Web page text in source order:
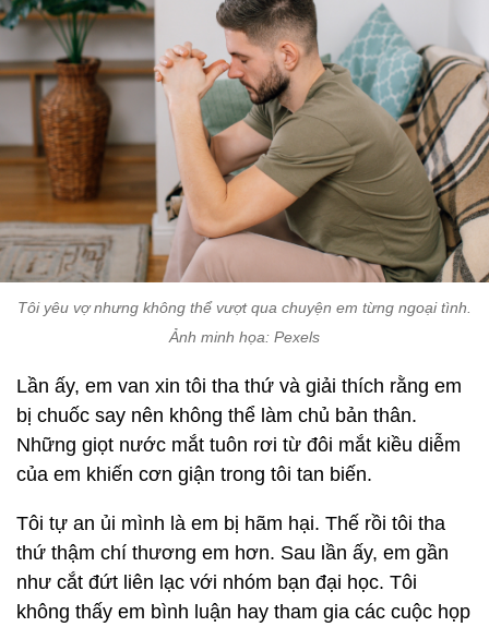
Tôi yêu vợ nhưng không thể vượt qua chuyện em từng ngoại tình.
Ảnh minh họa: Pexels
Lần ấy, em van xin tôi tha thứ và giải thích rằng em
bị chuốc say nên không thể làm chủ bản thân.
Những giọt nước mắt tuôn rơi từ đôi mắt kiều diễm
của em khiến cơn giận trong tôi tan biến.
Tôi tự an ủi mình là em bị hãm hại. Thế rồi tôi tha
thứ thậm chí thương em hơn. Sau lần ấy, em gần
như cắt đứt liên lạc với nhóm bạn đại học. Tôi
không thấy em bình luận hay tham gia các cuộc họp